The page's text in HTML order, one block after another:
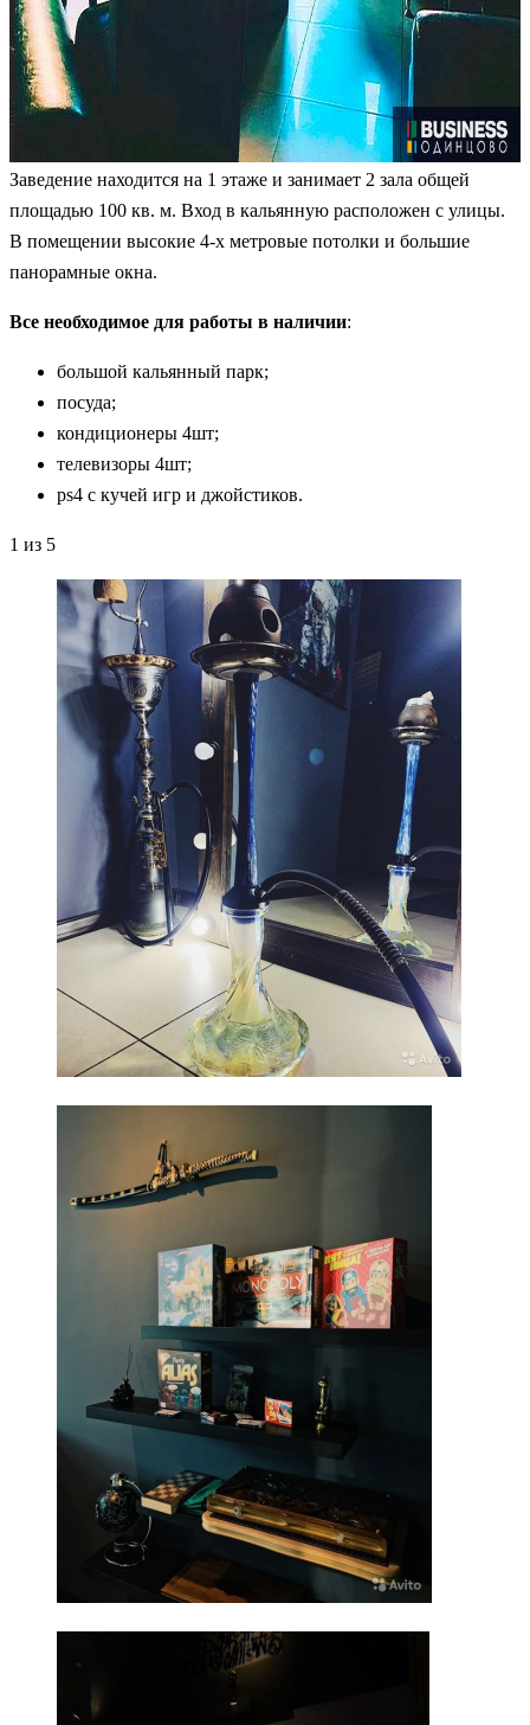
Заведение находится на 1 этаже и занимает 2 зала общей
площадью 100 кв. м. Вход в кальянную расположен с улицы.
В помещении высокие 4-х метровые потолки и большие
панорамные окна.
Все необходимое для работы в наличии:
большой кальянный парк;
посуда;
кондиционеры 4шт;
телевизоры 4шт;
ps4 с кучей игр и джойстиков.
1 из 5